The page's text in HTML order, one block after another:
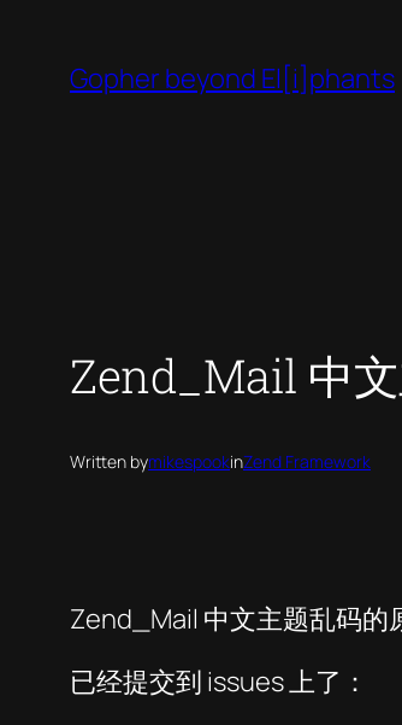
content
Gopher beyond El[i]phants
Zend_Mail 中
Written bymikespookinZend Framework
Zend_Mail 中文主题乱码的
已经提交到 issues 上了：